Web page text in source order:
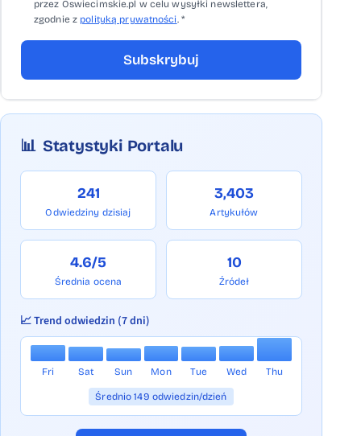
przez Oswiecimskie.pl w celu wysyłki newslettera,
zgodnie z polityką prywatności. *
Subskrybuj
📊 Statystyki Portalu
241
Odwiedziny dzisiaj
3,403
Artykułów
4.6/5
Średnia ocena
10
Źródeł
📈 Trend odwiedzin (7 dni)
Fri Sat Sun Mon Tue Wed Thu
Średnio 149 odwiedzin/dzień